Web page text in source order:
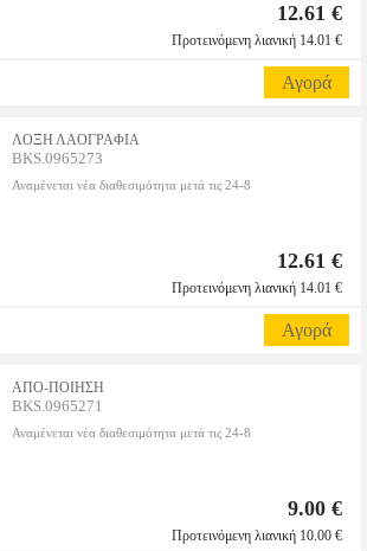
12.61 €
Προτεινόμενη λιανική 14.01 €
Αγορά
ΛΟΞΗ ΛΑΟΓΡΑΦΙΑ
BKS.0965273
Αναμένεται νέα διαθεσιμότητα μετά τις 24-8
12.61 €
Προτεινόμενη λιανική 14.01 €
Αγορά
ΑΠΟ-ΠΟΙΗΣΗ
BKS.0965271
Αναμένεται νέα διαθεσιμότητα μετά τις 24-8
9.00 €
Προτεινόμενη λιανική 10.00 €